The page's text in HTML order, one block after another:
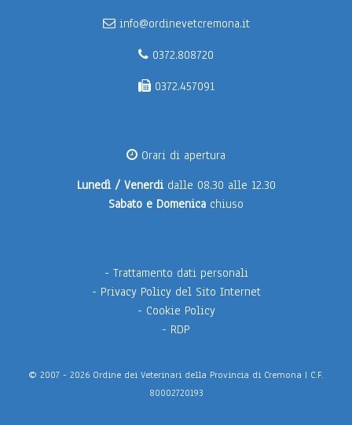
info@ordinevetcremona.it
0372.808720
0372.457091
Orari di apertura
Lunedì / Venerdidalle 08.30 alle 12.30
Sabato e Domenica chiuso
- Trattamento dati personali
- Privacy Policy del Sito Internet
- Cookie Policy
- RDP
© 2007 - 2026 Ordine dei Veterinari della Provincia di Cremona | C.F.
80002720193